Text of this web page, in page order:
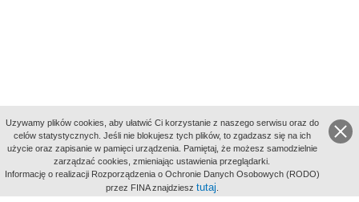
aktywności
Uzywamy plików cookies, aby ułatwić Ci korzystanie z naszego serwisu oraz do
celów statystycznych. Jeśli nie blokujesz tych plików, to zgadzasz się na ich
użycie oraz zapisanie w pamięci urządzenia. Pamiętaj, że możesz samodzielnie
zarządzać cookies, zmieniając ustawienia przeglądarki.
Informację o realizacji Rozporządzenia o Ochronie Danych Osobowych (RODO)
przez FINA znajdziesz tutaj